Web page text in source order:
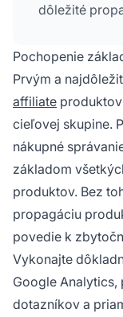
dôležité
pretože to
cieľovej
Pochopenie
Prvým a
affiliate
cieľovej skupine.
nákupné
základom
produktov. Bez
propagáciu
povedie k
Vykonajte
Google
dotazníkov a